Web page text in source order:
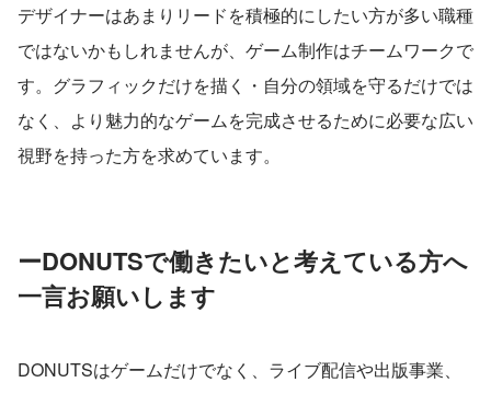
デザイナーはあまりリードを積極的にしたい方が多い職種
ではないかもしれませんが、ゲーム制作はチームワークで
す。グラフィックだけを描く・自分の領域を守るだけでは
なく、より魅力的なゲームを完成させるために必要な広い
視野を持った方を求めています。
ーDONUTSで働きたいと考えている方へ
一言お願いします
DONUTSはゲームだけでなく、ライブ配信や出版事業、